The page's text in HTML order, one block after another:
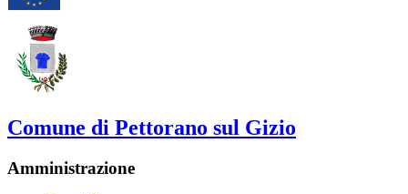
Comune di Pettorano sul Gizio
Amministrazione